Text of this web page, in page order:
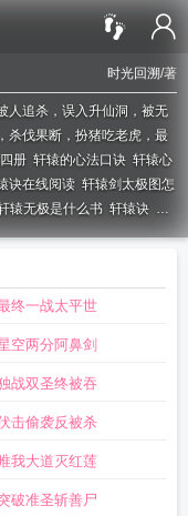
时光回溯/著
人追杀，误入升仙洞，被无
杀伐果断，扮猪吃老虎，最
册 轩辕的心法口诀 轩辕心
诀在线阅读 轩辕剑太极图怎
辕无极是什么书 轩辕诀 轩
什么轩辕诀百科轩辕诀3
终一战太平世
空两分阿鼻剑
战双圣终被吞
击偷袭反被杀
我大道灭红莲
破准圣斩善尸